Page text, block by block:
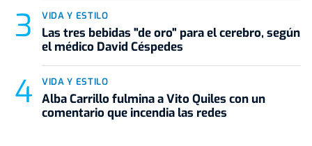
VIDA Y ESTILO
Las tres bebidas "de oro" para el cerebro, según
el médico David Céspedes
VIDA Y ESTILO
Alba Carrillo fulmina a Vito Quiles con un
comentario que incendia las redes